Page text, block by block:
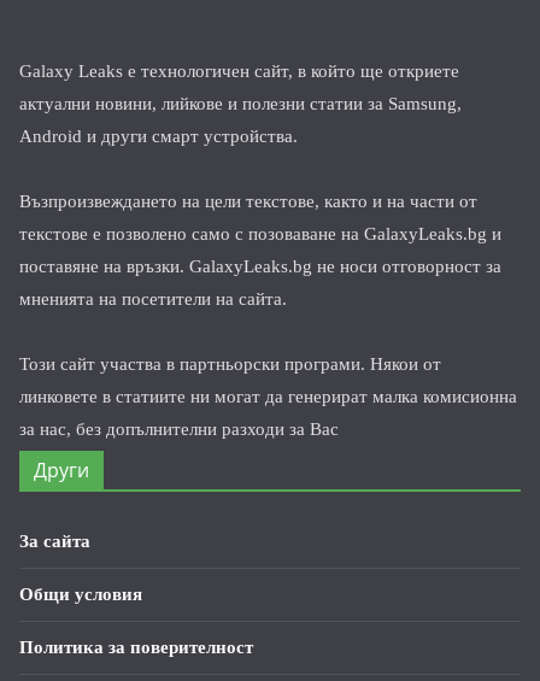
Galaxy Leaks е технологичен сайт, в който ще откриете
актуални новини, лийкове и полезни статии за Samsung,
Android и други смарт устройства.
Възпроизвеждането на цели текстове, както и на части от
текстове е позволено само с позоваване на GalaxyLeaks.bg и
поставяне на връзки. GalaxyLeaks.bg не носи отговорност за
мненията на посетители на сайта.
Този сайт участва в партньорски програми. Някои от
линковете в статиите ни могат да генерират малка комисионна
за нас, без допълнителни разходи за Вас
Други
За сайта
Общи условия
Политика за поверителност